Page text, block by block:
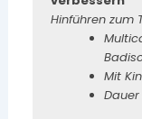
Hinführen zum
Mit